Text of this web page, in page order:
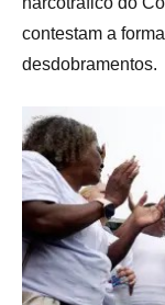
contestam a
desdobramentos.